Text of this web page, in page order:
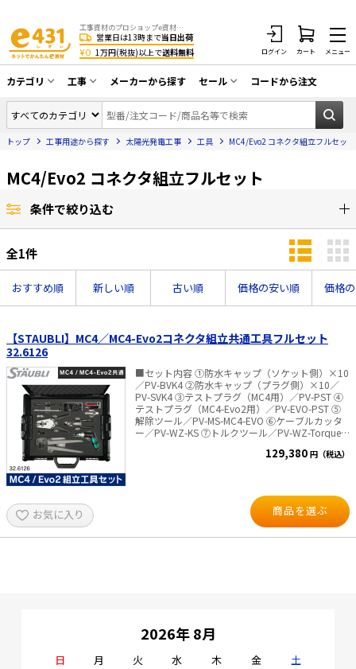
工事資材のプロショップe資材 CATV・アンテナ・防犯・光・LAN・電気・空調工事など
営業日は13時まで当日出荷
¥0 1万円(税抜)以上で送料無料 ログイン カート メニュー
カテゴリ
同軸ケーブル／テレビ用接栓／関連工具
アンテナ・取付金具・ブースター／CATV
配線補助具（モール・結束バンド・テー
プ類 他）
防犯工事関連
光ファイバー・融着接続機関連
ネットワーク機器
エアコン・換気扇・空調資材
太陽光発電ケーブル・コネクタ・関連資
材/機器
電源ケーブル／コネクタ／分電盤／ブレ
ーカ
照明・照明器具
電源タップ・延長コード
工事
CATV・アンテナ工事
光工事・FTTH工事
エアコン・換気扇工事
防犯カメラ工事
LAN配線工事
電気配管工事
太陽光発電工事
ホテル・病院向け
メーカーから探す セール
在庫一掃セール
コードから注文
トップ 工事用途から探す 太陽光発電工事 工具 MC4/Evo2 コネクタ組立フルセット
MC4/Evo2 コネクタ組立フルセット
条件で絞り込む
全1件
おすすめ順 新しい順 古い順 価格の安い順 価格
【STAUBLI】MC4／MC4-Evo2コネクタ組立共通工具フルセット
32.6126
■セット内容 ①防水キャップ（ソケット側）×10
／PV-BVK4 ②防水キャップ（プラグ側）×10／
PV-SVK4 ③テストプラグ（MC4用）／PV-PST ④
テストプラグ（MC4-Evo2用）／PV-EVO-PST ⑤
解除ツール／PV-MS-MC4-EVO ⑥ケーブルカッタ
ー／PV-WZ-KS ⑦トルクツール／PV-WZ-Torque-
CZM-60100 ⑧-1 ロケーター（MC4用）／PV-
129,380 円（税込）
お気に入り 商品を選ぶ
2026年 8月
日 月 火 水 木 金
土